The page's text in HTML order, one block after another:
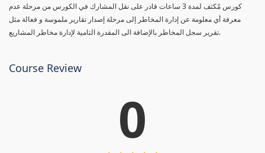
كورس مٌكثف لمدة 3 ساعات قادر على نقل المشارك في الكورس من مرحلة عدم
معرفة أي معلومة عن إدارة المخاطر إلى مرحلة إصدار تقارير ملموسة و فعالة مثل
تقرير سجل المخاطر بالإضافة الى المقدرة التامية لإدارة مخاطر المشاريع.
Course Review
0